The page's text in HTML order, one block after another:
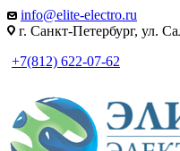
info@elite-electro.ru
г. Санкт-Петербург, ул.
+7(812) 622-07-62